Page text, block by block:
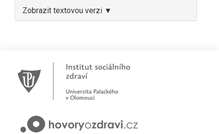
Zobrazit textovou verzi ▼